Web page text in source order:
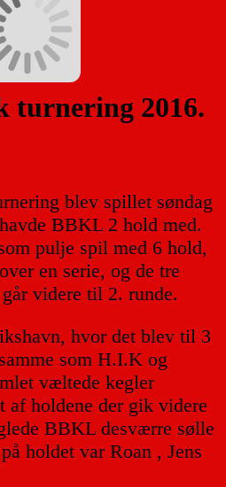
turnering 2016.
blev spillet søndag
BBKL 2 hold med.
pulje spil med 6 hold,
en serie, og de tre
videre til 2. runde.
hvor det blev til 3
som H.I.K og
væltede kegler
af holdene der gik videre
BBKL desværre sølle
holdet var Roan , Jens